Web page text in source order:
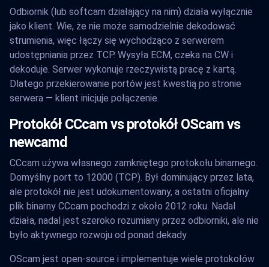
Odbiornik (lub softcam działający na nim) działa wyłącznie
jako klient. Wie, że nie może samodzielnie dekodować
strumienia, więc łączy się wychodząco z serwerem
udostępniania przez TCP. Wysyła ECM, czeka na CW i
dekoduje. Serwer wykonuje rzeczywistą pracę z kartą.
Dlatego przekierowanie portów jest kwestią po stronie
serwera — klient inicjuje połączenie.
Protokół CCcam vs protokół OScam vs
newcamd
CCcam używa własnego zamkniętego protokołu binarnego.
Domyślny port to 12000 (TCP). Był dominujący przez lata,
ale protokół nie jest udokumentowany, a ostatni oficjalny
plik binarny CCcam pochodzi z około 2012 roku. Nadal
działa, nadal jest szeroko rozumiany przez odbiorniki, ale nie
było aktywnego rozwoju od ponad dekady.
OScam jest open-source i implementuje wiele protokołów